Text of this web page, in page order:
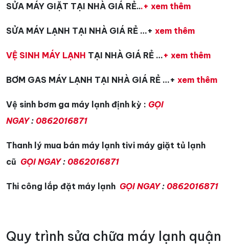
SỬA MÁY GIẶT TẠI NHÀ GIÁ RẺ...+ xem thêm
SỬA MÁY LẠNH TẠI NHÀ GIÁ RẺ …+ xem thêm
VỆ SINH MÁY LẠNH TẠI NHÀ GIÁ RẺ …+ xem thêm
BƠM GAS MÁY LẠNH TẠI NHÀ GIÁ RẺ …+ xem thêm
Vệ sinh bơm ga máy lạnh định kỳ : GỌI
NGAY: 0862016871
Thanh lý mua bán máy lạnh tivi máy giặt tủ lạnh
cũ GỌI NGAY: 0862016871
Thi công lắp đặt máy lạnh GỌI NGAY: 0862016871
Quy trình sửa chữa máy lạnh quận